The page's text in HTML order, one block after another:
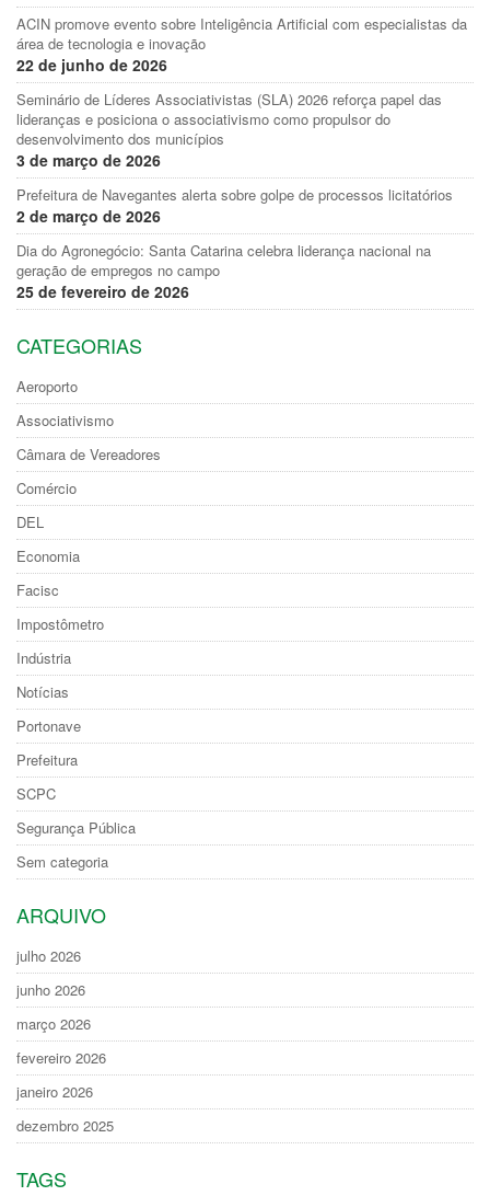
ACIN promove evento sobre Inteligência Artificial com especialistas da
área de tecnologia e inovação
22 de junho de 2026
Seminário de Líderes Associativistas (SLA) 2026 reforça papel das
lideranças e posiciona o associativismo como propulsor do
desenvolvimento dos municípios
3 de março de 2026
Prefeitura de Navegantes alerta sobre golpe de processos licitatórios
2 de março de 2026
Dia do Agronegócio: Santa Catarina celebra liderança nacional na
geração de empregos no campo
25 de fevereiro de 2026
CATEGORIAS
Aeroporto
Associativismo
Câmara de Vereadores
Comércio
DEL
Economia
Facisc
Impostômetro
Indústria
Notícias
Portonave
Prefeitura
SCPC
Segurança Pública
Sem categoria
ARQUIVO
julho 2026
junho 2026
março 2026
fevereiro 2026
janeiro 2026
dezembro 2025
TAGS